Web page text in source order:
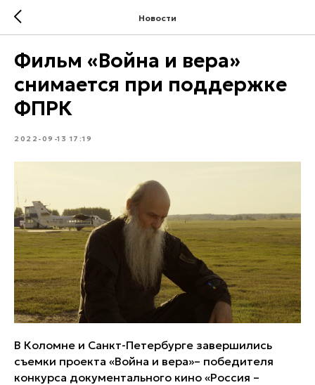
Новости
Фильм «Война и вера»
снимается при поддержке
ФПРК
2022-09-13 17:19
В Коломне и Санкт-Петербурге завершились
съемки проекта «Война и вера»– победителя
конкурса документального кино «Россия –